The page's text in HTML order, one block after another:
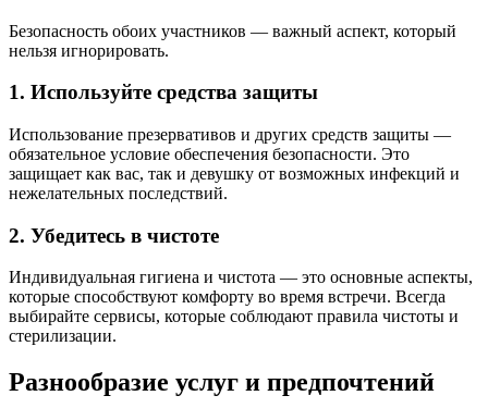
Безопасность обоих участников — важный аспект, который
нельзя игнорировать.
1. Используйте средства защиты
Использование презервативов и других средств защиты —
обязательное условие обеспечения безопасности. Это
защищает как вас, так и девушку от возможных инфекций и
нежелательных последствий.
2. Убедитесь в чистоте
Индивидуальная гигиена и чистота — это основные аспекты,
которые способствуют комфорту во время встречи. Всегда
выбирайте сервисы, которые соблюдают правила чистоты и
стерилизации.
Разнообразие услуг и предпочтений